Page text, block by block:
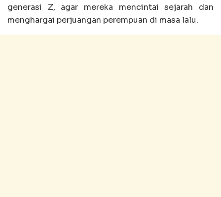
generasi Z, agar mereka mencintai sejarah dan
menghargai perjuangan perempuan di masa lalu.